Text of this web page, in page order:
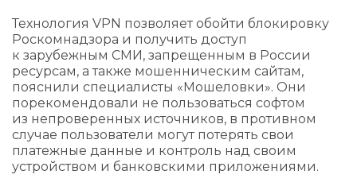
Технология VPN позволяет обойти блокировку
Роскомнадзора и получить доступ
к зарубежным СМИ, запрещенным в России
ресурсам, а также мошенническим сайтам,
пояснили специалисты «Мошеловки». Они
порекомендовали не пользоваться софтом
из непроверенных источников, в противном
случае пользователи могут потерять свои
платежные данные и контроль над своим
устройством и банковскими приложениями.